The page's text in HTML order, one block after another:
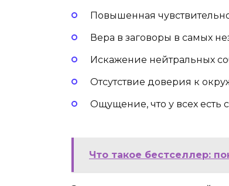
Повышенная
Вера в заговоры в самых
Искажение нейтральных
Отсутствие доверия к
Ощущение, что у всех есть
Что такое бестселлер: